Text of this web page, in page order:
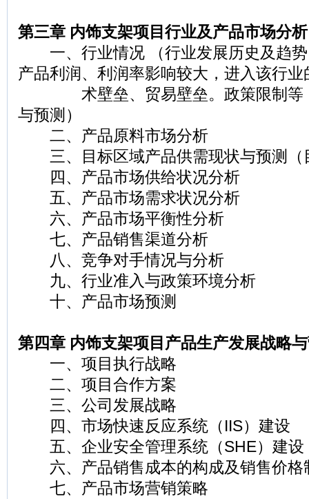
第三章 内饰支架项目行业及产品市场分析
一、行业情况 （行业发展历史及趋势
产品利润、利润率影响较大，进入该行业
术壁垒、贸易壁垒。政策限制等，
与预测）
二、产品原料市场分析
三、目标区域产品供需现状与预测（
四、产品市场供给状况分析
五、产品市场需求状况分析
六、产品市场平衡性分析
七、产品销售渠道分析
八、竞争对手情况与分析
九、行业准入与政策环境分析
十、产品市场预测
第四章 内饰支架项目产品生产发展战略
一、项目执行战略
二、项目合作方案
三、公司发展战略
四、市场快速反应系统（IIS）建设
五、企业安全管理系统（SHE）建设
六、产品销售成本的构成及销售价格
七、产品市场营销策略